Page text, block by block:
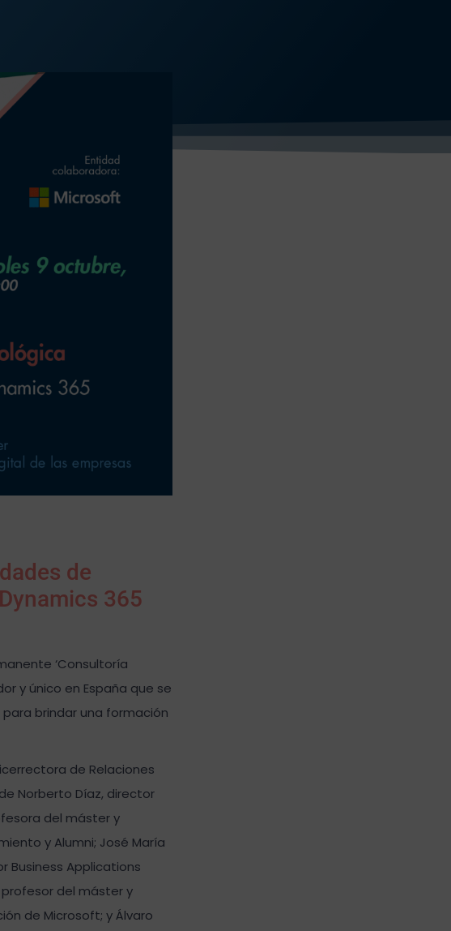
de
365
‘Consultoría
y único en España que se
brindar una formación
de Relaciones
Norberto Díaz, director
del máster y
y Alumni; José María
Business Applications
profesor del máster y
de Microsoft; y Álvaro